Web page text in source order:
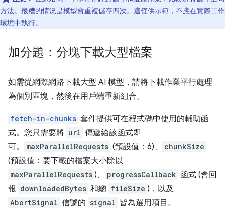
方法。最糟的情況是模型會重複儲存四次。這僅供示範，不應在實際工作
環境中執行。
加分題：分塊下載大型檔案
如需從網際網路下載大型 AI 模型，請將下載作業平行處理
為個別區塊，然後在用戶端重新組合。
fetch-in-chunks 套件提供可在程式碼中使用的輔助函
式。您只需要將 url 傳遞給該函式即
可。
maxParallelRequests (預設值：6)、 chunkSize
(預設值：要下載的檔案大小除以
maxParallelRequests )、 progressCallback 函式 (會回
報 downloadedBytes 和總 fileSize )，以及
AbortSignal 信號的 signal 皆為選用項目。